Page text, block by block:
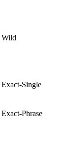
Wild
Exact-Single
Exact-Phrase